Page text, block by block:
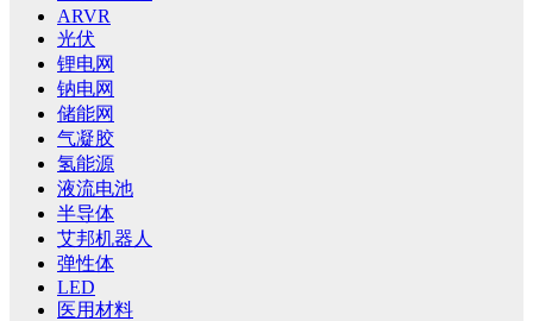
ARVR
光伏
锂电网
钠电网
储能网
气凝胶
氢能源
液流电池
半导体
艾邦机器人
弹性体
LED
医用材料